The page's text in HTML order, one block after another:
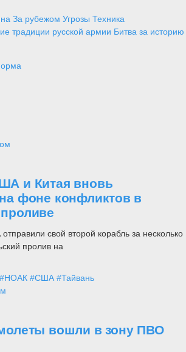
За рубежом Угрозы Техника
традиции русской армии Битва за историю
и Китая вновь
фоне конфликтов в
свой второй корабль за несколько
пролив на
#НОАК #США #Тайвань
вошли в зону ПВО